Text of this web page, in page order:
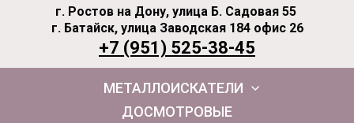
г. Ростов на Дону, улица Б. Садовая 55
г. Батайск, улица Заводская 184 офис 26
+7 (951) 525-38-45
МЕТАЛЛОИСКАТЕЛИ
ДОСМОТРОВЫЕ